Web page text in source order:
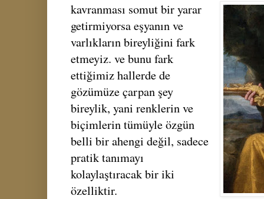
kavranması somut bir yarar
getirmiyorsa eşyanın ve
varlıkların bireyliğini fark
etmeyiz. ve bunu fark
ettiğimiz hallerde de
gözümüze çarpan şey
bireylik, yani renklerin ve
biçimlerin tümüyle özgün
belli bir ahengi değil, sadece
pratik tanımayı
kolaylaştıracak bir iki
özelliktir.